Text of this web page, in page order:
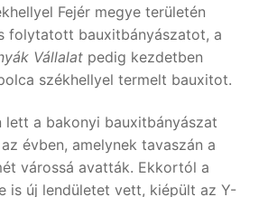
Fejér megye területén
folytatott bauxitbányászatot, a
Vállalat pedig kezdetben
székhellyel termelt bauxitot.
lett a bakonyi bauxitbányászat
évben, amelynek tavaszán a
várossá avatták. Ekkortól a
is új lendületet vett, kiépült az Y-